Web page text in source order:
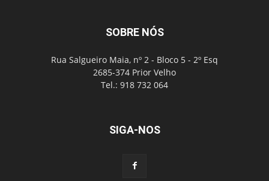
SOBRE NÓS
Rua Salgueiro Maia, nº 2 - Bloco 5 - 2º Esq
2685-374 Prior Velho
Tel.: 918 732 064
SIGA-NOS